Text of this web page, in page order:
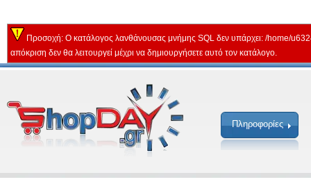
Προσοχή: Ο κατάλογος λανθάνουσας μνήμης SQL δεν υπάρχει: /home/
απόκριση δεν θα λειτουργεί μέχρι να δημιουργήσετε αυτό τον κατάλογο.
Πληροφορίες